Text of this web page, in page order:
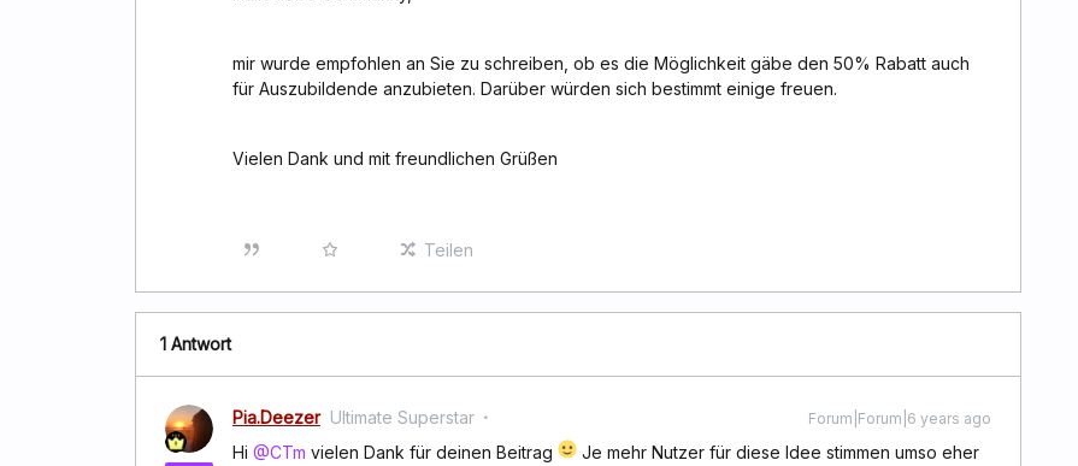
mir wurde empfohlen an Sie zu schreiben, ob es die Möglichkeit gäbe den 50% Rabatt auch
für Auszubildende anzubieten. Darüber würden sich bestimmt einige freuen.
Vielen Dank und mit freundlichen Grüßen
Teilen
1 Antwort
Pia.Deezer Ultimate Superstar Forum|Forum|6 years ago
Hi @CTm vielen Dank für deinen Beitrag
Je mehr Nutzer für diese Idee stimmen umso eher